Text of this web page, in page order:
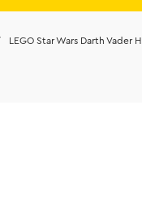
LEGO Star Wars Darth Vader